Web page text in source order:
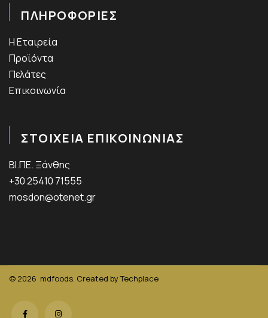
ΠΛΗΡΟΦΟΡΙΕΣ
Η Εταιρεία
Προϊόντα
Πελάτες
Επικοινωνία
ΣΤΟΙΧΕΙΑ ΕΠΙΚΟΙΝΩΝΙΑΣ
ΒΙ.ΠΕ. Ξάνθης
+30 25410 71555
mosdon@otenet.gr
© 2026 mdfoods. Created byTechplace